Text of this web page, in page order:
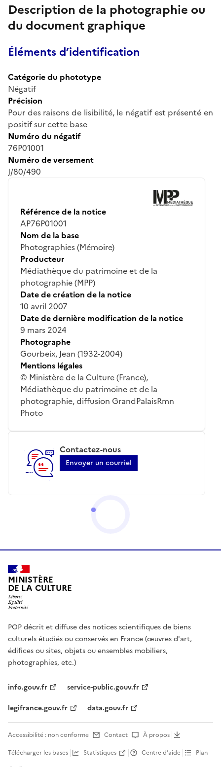
Description de la photographie ou
du document graphique
Éléments d’identification
Catégorie du phototype
Négatif
Précision
Pour des raisons de lisibilité, le négatif est présenté en
positif sur cette base
Numéro du négatif
76P01001
Numéro de versement
J/80/490
Référence de la notice
AP76P01001
Nom de la base
Photographies (Mémoire)
Producteur
Médiathèque du patrimoine et de la
photographie (MPP)
Date de création de la notice
10 avril 2007
Date de dernière modification de la notice
9 mars 2024
Photographe
Gourbeix, Jean (1932-2004)
Mentions légales
© Ministère de la Culture (France),
Médiathèque du patrimoine et de la
photographie, diffusion GrandPalaisRmn
Photo
Contactez-nous
Envoyer un courriel
MINISTÈRE
DE LA CULTURE
POP décrit et diffuse des notices scientifiques de biens
culturels étudiés ou conservés en France (œuvres d'art,
édifices ou sites, objets ou ensembles mobiliers,
photographies, etc.)
info.gouv.fr
service-public.gouv.fr
legifrance.gouv.fr
data.gouv.fr
Accessibilité : non conforme Contact
À propos
Télécharger les bases
Statistiques Centre d’aide
Plan